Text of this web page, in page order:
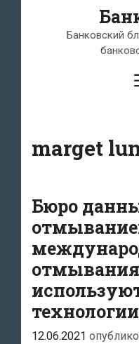
Банковский
marget
Бюро
отмывания
технологии
12.06.2021